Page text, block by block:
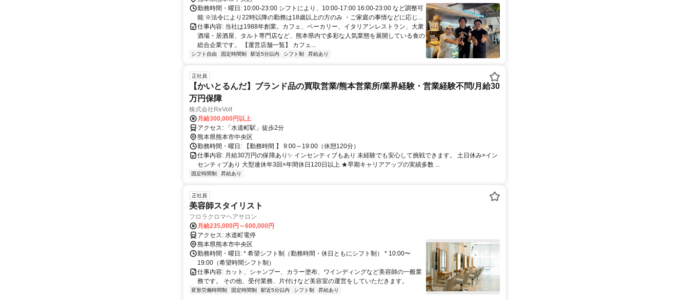
（バス停）から徒歩5分 車通勤OKですしバイク通勤OKです！ 熊本市電A系統の熊
本駅前駅からは8分、水道町駅からは7分で電車通勤でき、同線では通町筋駅から5
分、九品寺交差点駅からで9分で電車通勤できます！ 熊本市電B系統の新町駅から
は5分、段山町駅からは8分でスムーズにアクセス可能です！ 熊本市電A系統だと慶
徳校前駅（1分）、河原町駅（3分）、呉服町駅（4分）で、 熊本市電B系統だと西
辛島町駅（1分）、洗馬橋駅（3分）と便利です！
勤務時間・曜日: 10:00-23:00 シフトにより、10:00-17:00 16:00-23:00 など調整可
能 ※法令により22時以降の勤務は18歳以上の方のみ ・ご家庭の事情などに応じ...
仕事内容: 当社は1988年創業。カフェ、ベーカリー、イタリアンレストラン、大衆
酒場・居酒屋、タルト専門店など、熊本県内で多彩な人気業態を展開している食の
総合企業です。 【運営店舗一覧】 カフェ...
シフト自由 固定時間制 駅近5分以内 シフト制 昇給あり
正社員
【かいとるんだ】ブランド品の買取営業/熊本営業所/業界経験・営業経験不問/月給30
万円保障
株式会社ReVolt
月給300,000円以上
アクセス: 「水道町駅」徒歩2分
熊本県熊本市中央区
勤務時間・曜日: 【勤務時間 】 9:00～19:00（休憩120分）
仕事内容: 月給30万円の保障あり✨ インセンティブもあり 未経験でも安心して挑戦できます。 土日休み×イン
センティブあり 大型連休年3回×年間休日120日以上 ★早期キャリアアップの実績多数 ...
固定時間制 昇給あり
正社員
美容師スタイリスト
フロラクロマヘアサロン
月給235,000円～600,000円
アクセス: 水道町電停
熊本県熊本市中央区
勤務時間・曜日: * 希望シフト制（勤務時間・休日ともにシフト制） * 10:00〜
19:00（希望時間シフト制）
仕事内容: カット、シャンプー、カラー塗布、ワインディングなど美容師の一般業
務です。 その他、受付業務、片付けなど美容室の運営をしていただきます。
変形労働時間制 固定時間制 駅近5分以内 シフト制 昇給あり